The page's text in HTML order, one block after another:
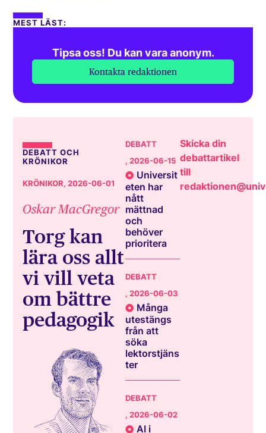
MEST LÄST:
Tipsa oss! Du kan vara anonym.
Kontakta redaktionen
DEBATT OCH
KRÖNIKOR
KRÖNIKOR, 2026-06-01
Oskar MacGregor
Torg kan
lära oss allt
vi vill veta
om bättre
pedagogik
DEBATT
, 2026-06-15
Universit
eten har
nått
mättnad
och
behöver
prioritera
DEBATT
, 2026-06-03
Många
utestängs
från att
söka
lektorstjäns
ter
DEBATT
, 2026-06-02
AI i
Skicka din
debattartikel
till